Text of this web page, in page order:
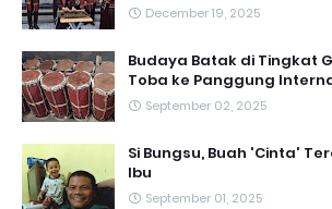
December 19, 2025
Budaya Batak di Tingkat
Toba ke Panggung
September 02, 2025
Si Bungsu, Buah 'Cinta'
Ibu
September 01, 2025